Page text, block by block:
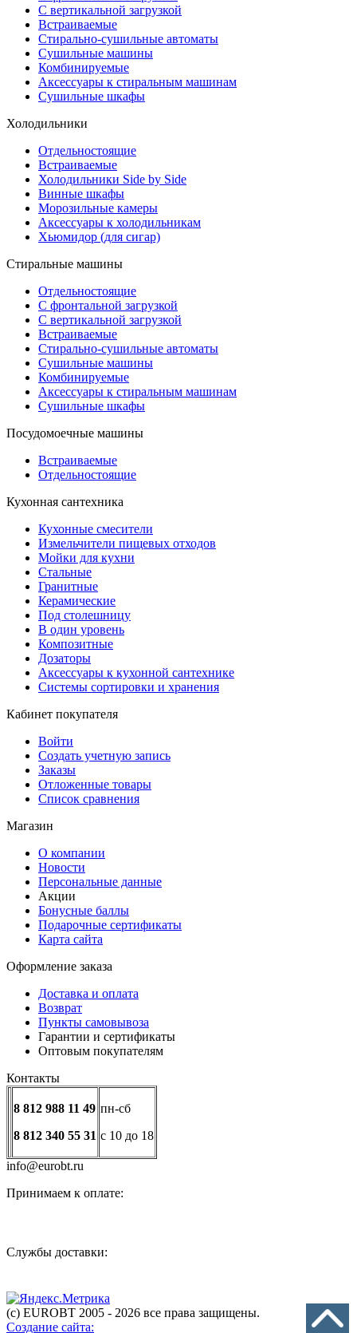
С вертикальной загрузкой
Встраиваемые
Стирально-сушильные автоматы
Сушильные машины
Комбинируемые
Аксессуары к стиральным машинам
Сушильные шкафы
Холодильники
Отдельностоящие
Встраиваемые
Холодильники Side by Side
Винные шкафы
Морозильные камеры
Аксессуары к холодильникам
Хьюмидор (для сигар)
Стиральные машины
Отдельностоящие
С фронтальной загрузкой
С вертикальной загрузкой
Встраиваемые
Стирально-сушильные автоматы
Сушильные машины
Комбинируемые
Аксессуары к стиральным машинам
Сушильные шкафы
Посудомоечные машины
Встраиваемые
Отдельностоящие
Кухонная сантехника
Кухонные смесители
Измельчители пищевых отходов
Мойки для кухни
Стальные
Гранитные
Керамические
Под столешницу
В один уровень
Композитные
Дозаторы
Аксессуары к кухонной сантехнике
Системы сортировки и хранения
Кабинет покупателя
Войти
Создать учетную запись
Заказы
Отложенные товары
Список сравнения
Магазин
О компании
Новости
Персональные данные
Акции
Бонусные баллы
Подарочные сертификаты
Карта сайта
Оформление заказа
Доставка и оплата
Возврат
Пункты самовывоза
Гарантии и сертификаты
Оптовым покупателям
Контакты
8 812 988 11 49
8 812 340 55 31
пн-сб
с 10 до 18
info@eurobt.ru
Принимаем к оплате:
Службы доставки:
(с) EUROBT 2005 - 2026 все права защищены.
Создание сайта: